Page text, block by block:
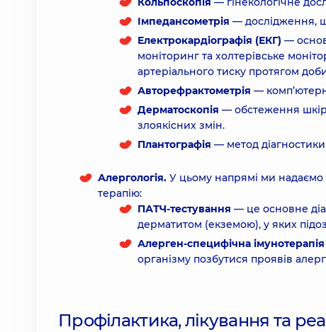
Імпедансометрія — дослідження,
Електрокардіографія (ЕКГ) —
моніторинг та холтерівське
артеріального тиску протягом
Авторефрактометрія —
Дерматоскопія — обстеження
злоякісних змін.
Плантографія — метод
Алергологія. У цьому напрямі ми надаємо
терапію:
ПАТЧ-тестування — це основне
дерматитом (екземою), у яких
Алерген-специфічна
організму позбутися проявів
Профілактика, лікування та